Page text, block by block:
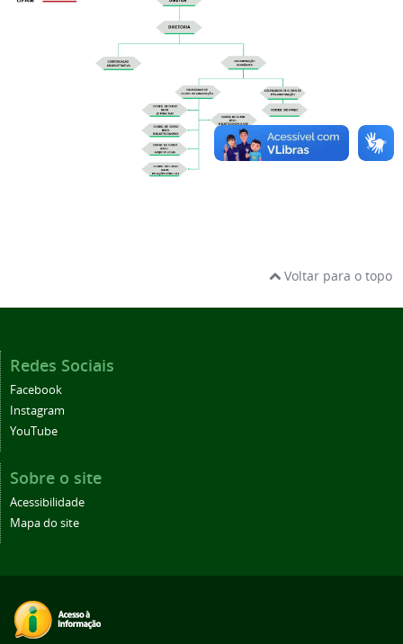
Voltar para o topo
Redes Sociais
Facebook
Instagram
YouTube
Sobre o site
Acessibilidade
Mapa do site